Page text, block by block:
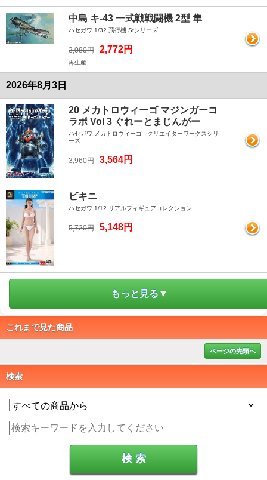
中島 キ-43 一式戦戦闘機 2型 隼
ハセガワ 1/32 飛行機 Stシリーズ
3,080円 2,772円
再生産
2026年8月3日
20 メカトロウィーゴ マジンガーコ
ラボ Vol 3 ぐれーとまじんがー
ハセガワ メカトロウィーゴ - クリエイターワークスシリ
ーズ
3,960円 3,564円
ビキニ
ハセガワ 1/12 リアルフィギュアコレクション
5,720円 5,148円
もっと見る▼
これまで見た商品
ページの先頭へ
検索